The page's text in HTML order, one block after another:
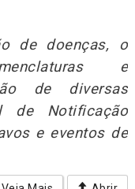
de doenças, o
e
de diversas
de Notificação
e eventos de